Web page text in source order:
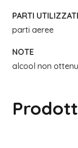
PARTI
parti aeree
NOTE
alcool non